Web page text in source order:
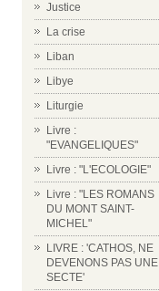
Justice
La crise
Liban
Libye
Liturgie
Livre :
"EVANGELIQUES"
Livre : "L'ECOLOGIE"
Livre : "LES ROMANS
DU MONT SAINT-
MICHEL"
LIVRE : 'CATHOS, NE
DEVENONS PAS UNE
SECTE'